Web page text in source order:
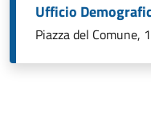
Ufficio
Piazza del Comune,